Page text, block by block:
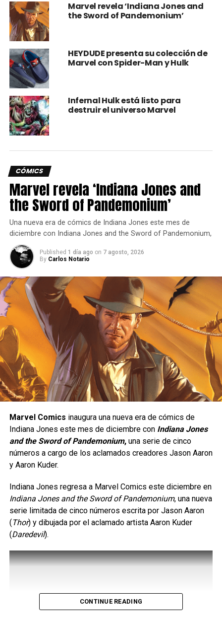
“Avengers Disassembled”
Controlada por el Doctor Doom para acabar con los
Avengers y tras perder a sus hijos, Wanda manipuló a
varios de sus compañeros para desacreditar al equipo y al
mismo tiempo eliminarlos, empezando con Tony Stark, a
quien le hizo aparecer en una reunión con las Naciones
Unidad ebrio, haciendo que los Avengers perdieran
manipuló a Vision para atacar la mansión de los Avengers,
haciendo que estrellara el Quinjet y en la mansión y en
donde el androide expulsó a varios “Ultrones”; durante
este ataque, She-Hulk también fue manipulada por Wanda,
haciendo que entrara en un modo “berserk” o
descontrolado para así asesinar a Vision y casi matar al
Captain America; por si fuera poco, Wanda “invocó” un
ejército kree sobre Manhattan, durante la invasión Haweye
cayó en combate. No fue sino hasta que intervino Dr.
Strange que lograron detener a Wanda y Pat ello tuvo que
hacer uso del Ojo de Agamotto para ponerla en coma.
Finalmente, Charles Xavier y Magneto intervienen para
llevarse a Wanda para tratar de “curarla”, pero esto solo
Marvel revela ‘Indiana Jones and
the Sword of Pandemonium’
HEYDUDE presenta su colección de
Marvel con Spider-Man y Hulk
Infernal Hulk está listo para
destruir el universo Marvel
CÓMICS
Marvel revela ‘Indiana Jones and
the Sword of Pandemonium’
Una nueva era de cómics de Indiana Jones este mes de
diciembre con Indiana Jones and the Sword of Pandemonium,
Published 1 día ago on 7 agosto, 2026
By Carlos Notario
Marvel Comics inaugura una nueva era de cómics de
Indiana Jones este mes de diciembre con Indiana Jones
and the Sword of Pandemonium,una serie de cinco
números a cargo de los aclamados creadores Jason Aaron
y Aaron Kuder.
Indiana Jones regresa a Marvel Comics este diciembre en
Indiana Jones and the Sword of Pandemonium, una nueva
serie limitada de cinco números escrita por Jason Aaron
(Thor) y dibujada por el aclamado artista Aaron Kuder
(Daredevil).
CONTINUE READING